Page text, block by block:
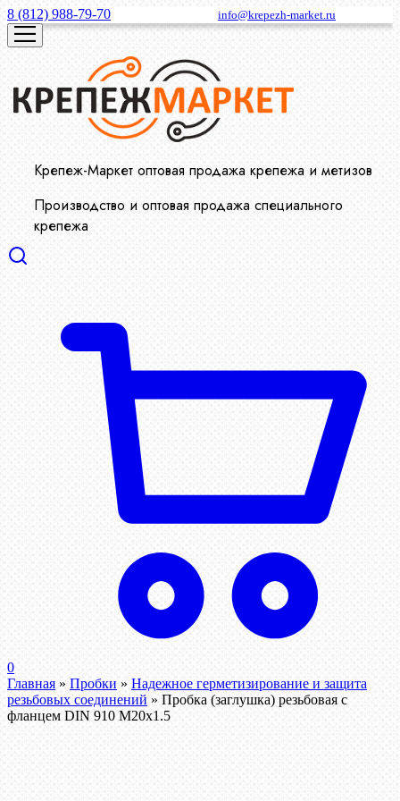
8 (812) 988-79-70 info@krepezh-market.ru
Крепеж-Маркет оптовая продажа крепежа и метизов
Производство и оптовая продажа специального
крепежа
0
Главная » Пробки » Надежное герметизирование и защита
резьбовых соединений » Пробка (заглушка) резьбовая с
фланцем DIN 910 М20х1.5